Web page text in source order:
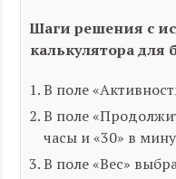
Шаги решения с
калькулятора для
В поле
В поле
часы и «30» в
В поле «Вес»